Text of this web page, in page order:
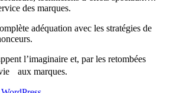
des marques.
adéquation avec les stratégies de
l’imaginaire et, par les retombées
aux marques.